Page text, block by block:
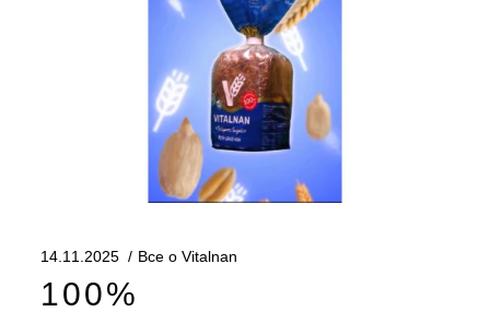
14.11.2025 Все о Vitalnan
100%